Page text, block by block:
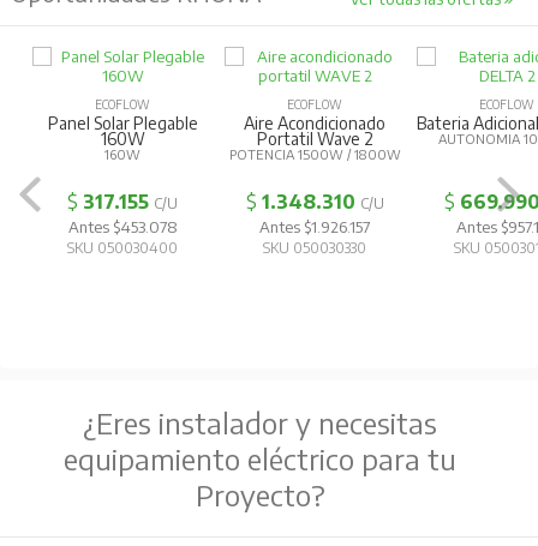
ECOFLOW
Panel Solar Plegable
160W
160W
$ 317.155 C/U
Antes $453.078
SKU 050030400
ECOFLOW
Aire Acondicionado
Portatil Wave 2
POTENCIA 1500W / 1800W
$ 1.348.310 C/U
Antes $1.926.157
SKU 050030330
ECOFLOW
Bateria
AUTONOMIA
$
Antes
SKU
¿Eres instalador y necesitas
equipamiento eléctrico para tu
Proyecto?